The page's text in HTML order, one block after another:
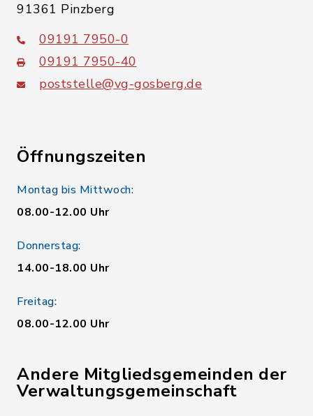
91361 Pinzberg
09191 7950-0
09191 7950-40
poststelle@vg-gosberg.de
Öffnungszeiten
Montag bis Mittwoch:
08.00-12.00 Uhr
Donnerstag:
14.00-18.00 Uhr
Freitag:
08.00-12.00 Uhr
Andere Mitgliedsgemeinden der
Verwaltungsgemeinschaft